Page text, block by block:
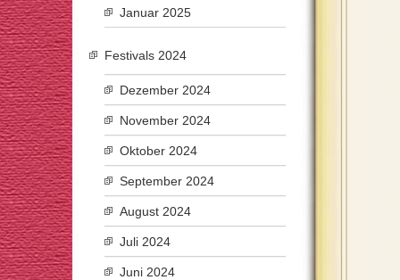
Januar 2025
Festivals 2024
Dezember 2024
November 2024
Oktober 2024
September 2024
August 2024
Juli 2024
Juni 2024